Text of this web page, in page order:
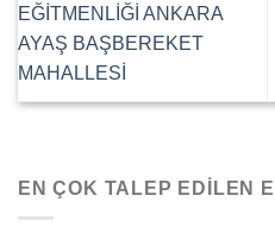
EĞİTMENLİĞİ ANKARA
AYAŞ BAŞBEREKET
MAHALLESİ
EN ÇOK TALEP EDILEN